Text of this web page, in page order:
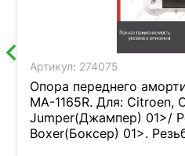
Артикул: 274075
Опора переднего
MA-1165R. Для: Citroen,
Jumper(Джампер) 01>/
Boxer(Боксер) 01>.